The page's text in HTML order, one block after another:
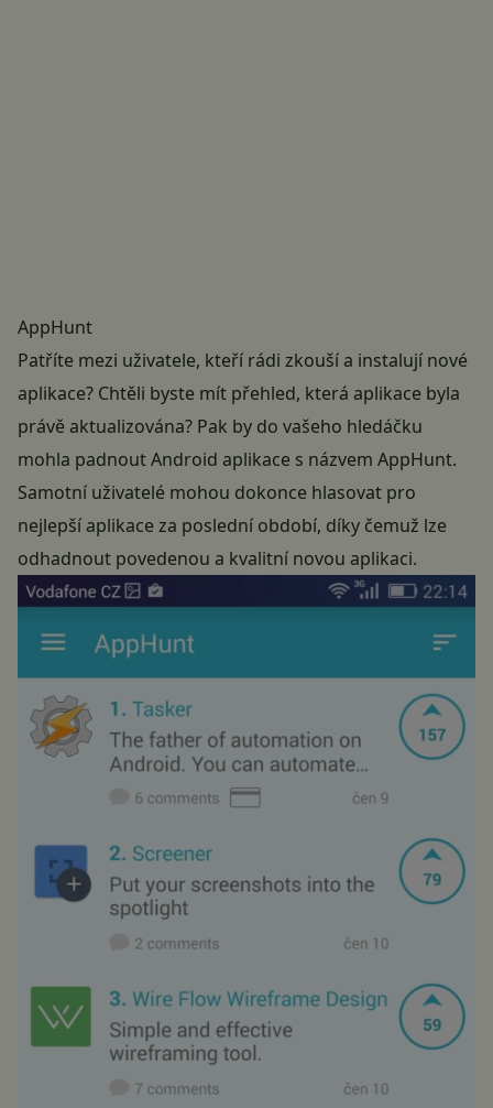
AppHunt
Patříte mezi uživatele, kteří rádi zkouší a instalují nové
aplikace? Chtěli byste mít přehled, která aplikace byla
právě aktualizována? Pak by do vašeho hledáčku
mohla padnout Android aplikace s názvem AppHunt.
Samotní uživatelé mohou dokonce hlasovat pro
nejlepší aplikace za poslední období, díky čemuž lze
odhadnout povedenou a kvalitní novou aplikaci.